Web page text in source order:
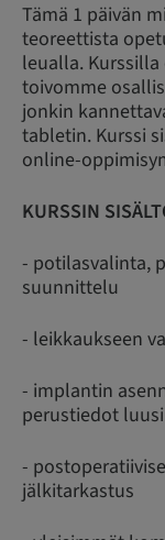
Tämä 1 päivän
teoreettista
leualla.
toivomme
jonkin
tabletin. Kurssi
online-
KURSSIN
- potilasvalinta,
suunnittelu
- leikkaukseen
- implantin
perustiedot
-
jälkitarkastus